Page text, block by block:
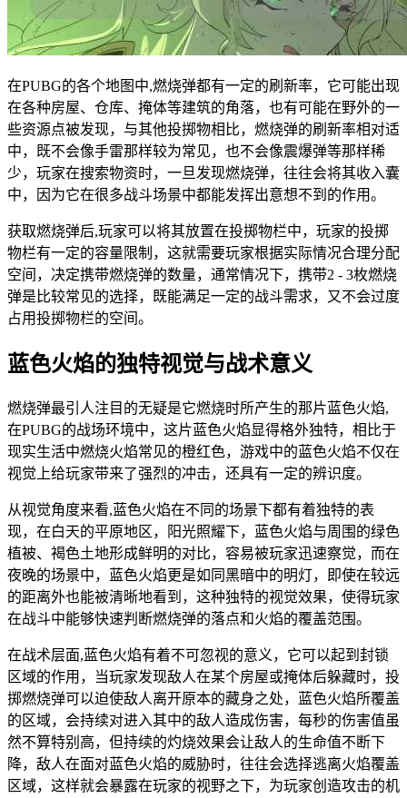
在PUBG的各个地图中,燃烧弹都有一定的刷新率，它可能出现
在各种房屋、仓库、掩体等建筑的角落，也有可能在野外的一
些资源点被发现，与其他投掷物相比，燃烧弹的刷新率相对适
中，既不会像手雷那样较为常见，也不会像震爆弹等那样稀
少，玩家在搜索物资时，一旦发现燃烧弹，往往会将其收入囊
中，因为它在很多战斗场景中都能发挥出意想不到的作用。
获取燃烧弹后,玩家可以将其放置在投掷物栏中，玩家的投掷
物栏有一定的容量限制，这就需要玩家根据实际情况合理分配
空间，决定携带燃烧弹的数量，通常情况下，携带2 - 3枚燃烧
弹是比较常见的选择，既能满足一定的战斗需求，又不会过度
占用投掷物栏的空间。
蓝色火焰的独特视觉与战术意义
燃烧弹最引人注目的无疑是它燃烧时所产生的那片蓝色火焰,
在PUBG的战场环境中，这片蓝色火焰显得格外独特，相比于
现实生活中燃烧火焰常见的橙红色，游戏中的蓝色火焰不仅在
视觉上给玩家带来了强烈的冲击，还具有一定的辨识度。
从视觉角度来看,蓝色火焰在不同的场景下都有着独特的表
现，在白天的平原地区，阳光照耀下，蓝色火焰与周围的绿色
植被、褐色土地形成鲜明的对比，容易被玩家迅速察觉，而在
夜晚的场景中，蓝色火焰更是如同黑暗中的明灯，即使在较远
的距离外也能被清晰地看到，这种独特的视觉效果，使得玩家
在战斗中能够快速判断燃烧弹的落点和火焰的覆盖范围。
在战术层面,蓝色火焰有着不可忽视的意义，它可以起到封锁
区域的作用，当玩家发现敌人在某个房屋或掩体后躲藏时，投
掷燃烧弹可以迫使敌人离开原本的藏身之处，蓝色火焰所覆盖
的区域，会持续对进入其中的敌人造成伤害，每秒的伤害值虽
然不算特别高，但持续的灼烧效果会让敌人的生命值不断下
降，敌人在面对蓝色火焰的威胁时，往往会选择逃离火焰覆盖
区域，这样就会暴露在玩家的视野之下，为玩家创造攻击的机